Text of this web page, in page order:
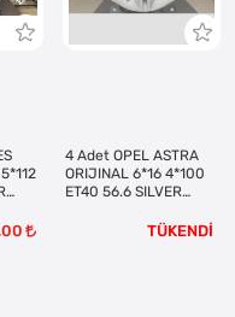
4 Adet OPEL ASTRA
ORIJINAL 6*16 4*100
ET40 56.6 SILVER
TÜKENDİ